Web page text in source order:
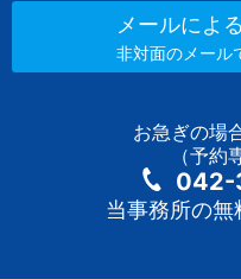
メールによ
非対面のメール
お急ぎの場
（予約
042-
当事務所の無